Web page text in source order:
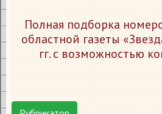
Полная подборка
областной газеты
гг. с возможностью